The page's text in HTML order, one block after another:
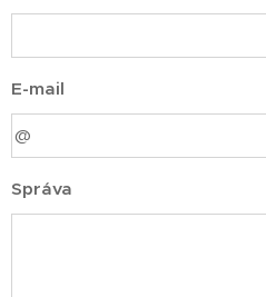
E-mail
Správa